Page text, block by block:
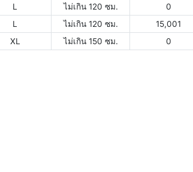
L ไม่เกิน 120 ซม. 0
L ไม่เกิน 120 ซม. 15,001
XL ไม่เกิน 150 ซม. 0